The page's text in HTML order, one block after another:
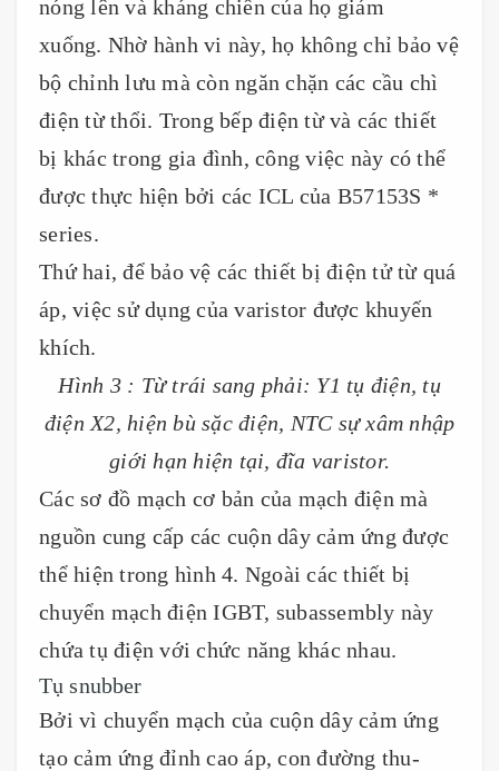
nóng lên và kháng chiến của họ giảm
xuống. Nhờ hành vi này, họ không chỉ bảo vệ
bộ chỉnh lưu mà còn ngăn chặn các cầu chì
điện từ thổi. Trong bếp điện từ và các thiết
bị khác trong gia đình, công việc này có thể
được thực hiện bởi các ICL của B57153S *
series.
Thứ hai, để bảo vệ các thiết bị điện tử từ quá
áp, việc sử dụng của varistor được khuyến
khích.
Hình 3 : Từ trái sang phải: Y1 tụ điện, tụ
điện X2, hiện bù sặc điện, NTC sự xâm nhập
giới hạn hiện tại, đĩa varistor.
Các sơ đồ mạch cơ bản của mạch điện mà
nguồn cung cấp các cuộn dây cảm ứng được
thể hiện trong hình 4. Ngoài các thiết bị
chuyển mạch điện IGBT, subassembly này
chứa tụ điện với chức năng khác nhau.
Tụ snubber
Bởi vì chuyển mạch của cuộn dây cảm ứng
tạo cảm ứng đỉnh cao áp, con đường thu-